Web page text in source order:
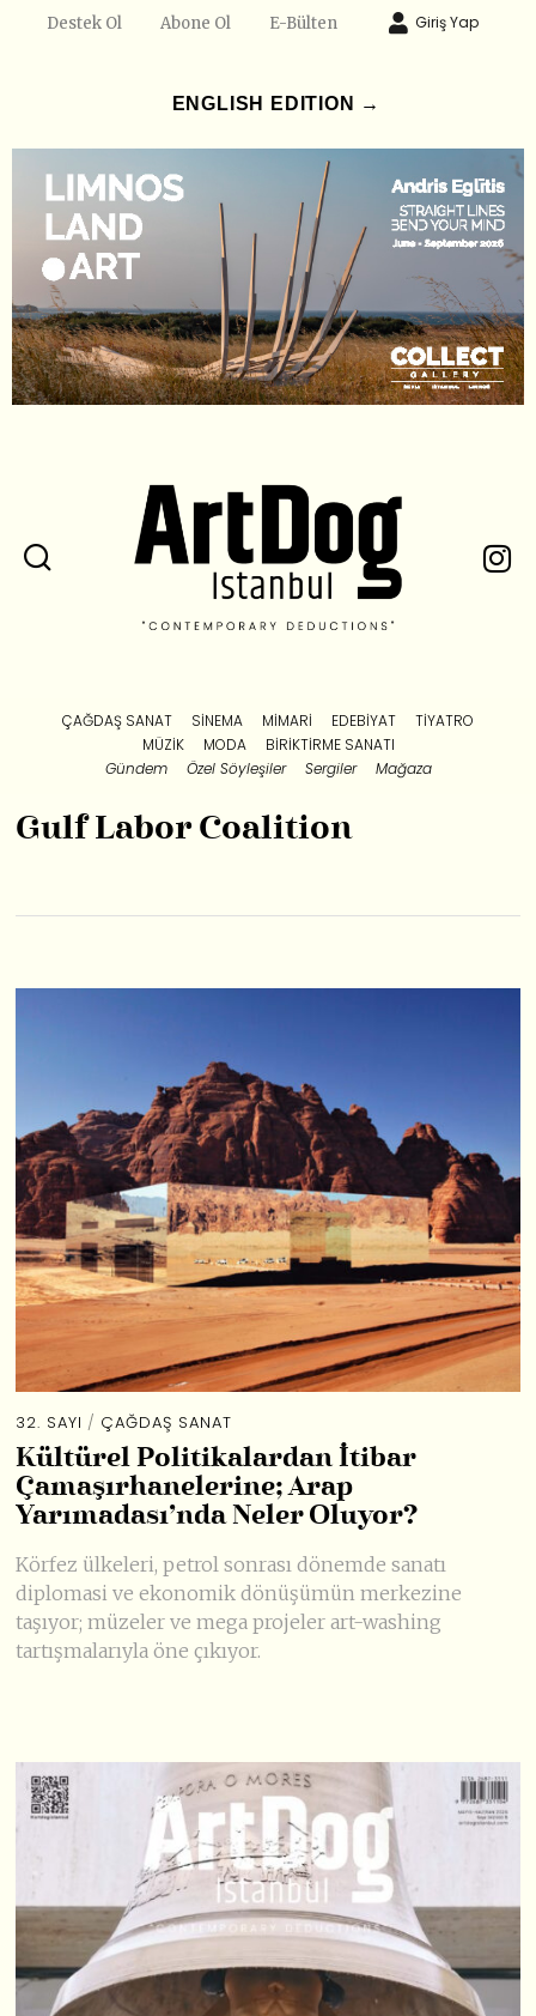
Destek Ol Abone Ol E-Bülten Giriş Yap
ENGLISH EDITION →
ÇAĞDAŞ SANAT SINEMA MIMARI EDEBIYAT
TIYATRO
MÜZIK
MODA
BIRIKTIRME SANATI
Gündem
Özel Söyleşiler Sergiler Mağaza
Gulf Labor Coalition
32. SAYI / ÇAĞDAŞ SANAT
Kültürel Politikalardan İtibar
Çamaşırhanelerine; Arap
Yarımadası’nda Neler Oluyor?
Körfez ülkeleri, petrol sonrası dönemde sanatı
diplomasi ve ekonomik dönüşümün merkezine
taşıyor; müzeler ve mega projeler art-washing
tartışmalarıyla öne çıkıyor.